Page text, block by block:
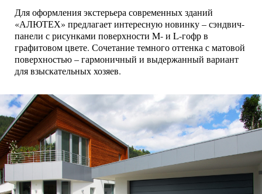
Для оформления экстерьера современных зданий
«АЛЮТЕХ» предлагает интересную новинку – сэндвич-
панели с рисунками поверхности M- и L-гофр в
графитовом цвете. Сочетание темного оттенка с матовой
поверхностью – гармоничный и выдержанный вариант
для взыскательных хозяев.